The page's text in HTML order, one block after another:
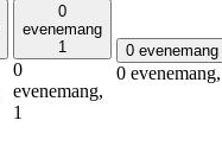
0
evenemang
1
0
evenemang,
1
0 evenemang
0